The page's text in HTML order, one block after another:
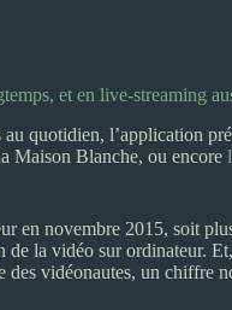
et en live-streaming
quotidien, l’application
Maison Blanche, ou encore
en novembre 2015, soit
la vidéo sur ordinateur.
des vidéonautes, un chiffre